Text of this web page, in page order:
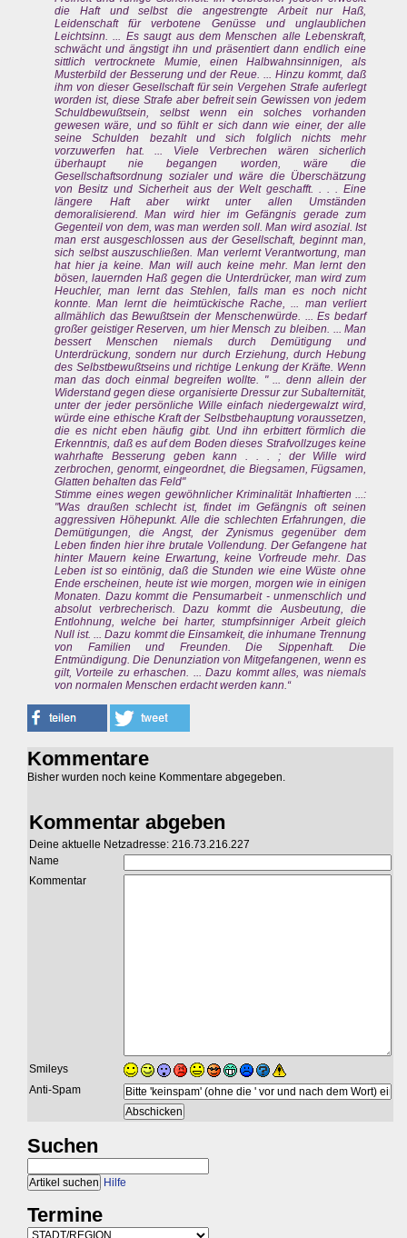
die Haft und selbst die angestrengte Arbeit nur Haß,
Leidenschaft für verbotene Genüsse und unglaublichen
Leichtsinn. ... Es saugt aus dem Menschen alle Lebenskraft,
schwächt und ängstigt ihn und präsentiert dann endlich eine
sittlich vertrocknete Mumie, einen Halbwahnsinnigen, als
Musterbild der Besserung und der Reue. ... Hinzu kommt, daß
ihm von dieser Gesellschaft für sein Vergehen Strafe auferlegt
worden ist, diese Strafe aber befreit sein Gewissen von jedem
Schuldbewußtsein, selbst wenn ein solches vorhanden
gewesen wäre, und so fühlt er sich dann wie einer, der alle
seine Schulden bezahlt und sich folglich nichts mehr
vorzuwerfen hat. ... Viele Verbrechen wären sicherlich
überhaupt nie begangen worden, wäre die
Gesellschaftsordnung sozialer und wäre die Überschätzung
von Besitz und Sicherheit aus der Welt geschafft. . . . Eine
längere Haft aber wirkt unter allen Umständen
demoralisierend. Man wird hier im Gefängnis gerade zum
Gegenteil von dem, was man werden soll. Man wird asozial. Ist
man erst ausgeschlossen aus der Gesellschaft, beginnt man,
sich selbst auszuschließen. Man verlernt Verantwortung, man
hat hier ja keine. Man will auch keine mehr. Man lernt den
bösen, lauernden Haß gegen die Unterdrücker, man wird zum
Heuchler, man lernt das Stehlen, falls man es noch nicht
konnte. Man lernt die heimtückische Rache, ... man verliert
allmählich das Bewußtsein der Menschenwürde. ... Es bedarf
großer geistiger Reserven, um hier Mensch zu bleiben. ... Man
bessert Menschen niemals durch Demütigung und
Unterdrückung, sondern nur durch Erziehung, durch Hebung
des Selbstbewußtseins und richtige Lenkung der Kräfte. Wenn
man das doch einmal begreifen wollte. " ... denn allein der
Widerstand gegen diese organisierte Dressur zur Subalternität,
unter der jeder persönliche Wille einfach niedergewalzt wird,
würde eine ethische Kraft der Selbstbehauptung voraussetzen,
die es nicht eben häufig gibt. Und ihn erbittert förmlich die
Erkenntnis, daß es auf dem Boden dieses Strafvollzuges keine
wahrhafte Besserung geben kann . . . ; der Wille wird
zerbrochen, genormt, eingeordnet, die Biegsamen, Fügsamen,
Glatten behalten das Feld"
Stimme eines wegen gewöhnlicher Kriminalität Inhaftierten ...:
"Was draußen schlecht ist, findet im Gefängnis oft seinen
aggressiven Höhepunkt. Alle die schlechten Erfahrungen, die
Demütigungen, die Angst, der Zynismus gegenüber dem
Leben finden hier ihre brutale Vollendung. Der Gefangene hat
hinter Mauern keine Erwartung, keine Vorfreude mehr. Das
Leben ist so eintönig, daß die Stunden wie eine Wüste ohne
Ende erscheinen, heute ist wie morgen, morgen wie in einigen
Monaten. Dazu kommt die Pensumarbeit - unmenschlich und
absolut verbrecherisch. Dazu kommt die Ausbeutung, die
Entlohnung, welche bei harter, stumpfsinniger Arbeit gleich
Null ist. ... Dazu kommt die Einsamkeit, die inhumane Trennung
von Familien und Freunden. Die Sippenhaft. Die
Entmündigung. Die Denunziation von Mitgefangenen, wenn es
gilt, Vorteile zu erhaschen. ... Dazu kommt alles, was niemals
von normalen Menschen erdacht werden kann.“
Kommentare
Bisher wurden noch keine Kommentare abgegeben.
Kommentar abgeben
Deine aktuelle Netzadresse: 216.73.216.227
Name
Kommentar
Smileys
Anti-Spam
Suchen
Hilfe
Termine